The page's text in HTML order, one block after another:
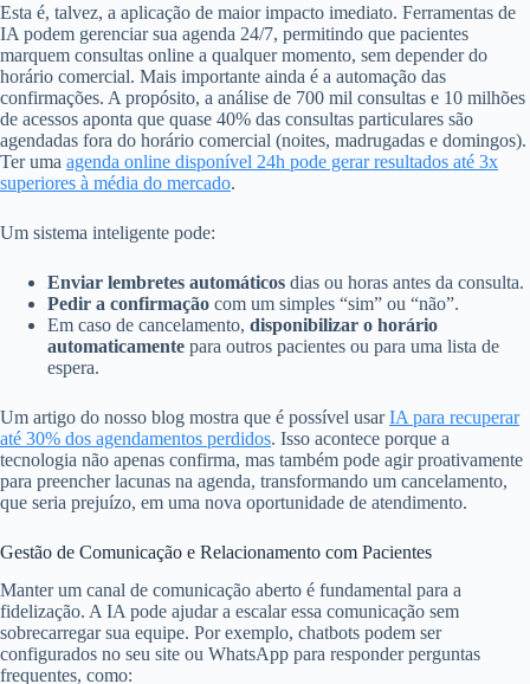
Esta é, talvez, a aplicação de maior impacto imediato. Ferramentas de
IA podem gerenciar sua agenda 24/7, permitindo que pacientes
marquem consultas online a qualquer momento, sem depender do
horário comercial. Mais importante ainda é a automação das
confirmações. A propósito, a análise de 700 mil consultas e 10 milhões
de acessos aponta que quase 40% das consultas particulares são
agendadas fora do horário comercial (noites, madrugadas e domingos).
Ter uma agenda online disponível 24h pode gerar resultados até 3x
superiores à média do mercado.
Um sistema inteligente pode:
Enviar lembretes automáticos dias ou horas antes da consulta.
Pedir a confirmação com um simples “sim” ou “não”.
Em caso de cancelamento, disponibilizar o horário
automaticamente para outros pacientes ou para uma lista de
espera.
Um artigo do nosso blog mostra que é possível usarIA para recuperar
até 30% dos agendamentos perdidos. Isso acontece porque a
tecnologia não apenas confirma, mas também pode agir proativamente
para preencher lacunas na agenda, transformando um cancelamento,
que seria prejuízo, em uma nova oportunidade de atendimento.
Gestão de Comunicação e Relacionamento com Pacientes
Manter um canal de comunicação aberto é fundamental para a
fidelização. A IA pode ajudar a escalar essa comunicação sem
sobrecarregar sua equipe. Por exemplo, chatbots podem ser
configurados no seu site ou WhatsApp para responder perguntas
frequentes, como: